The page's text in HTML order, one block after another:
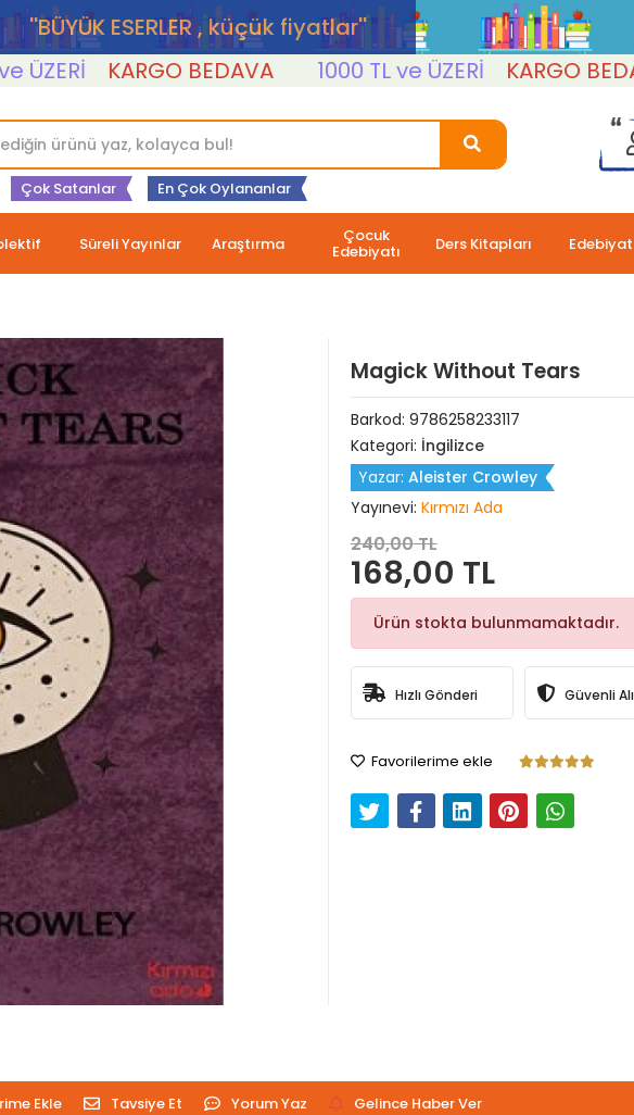
''BÜYÜK ESERLER , küçük fiyatlar''
KARGO BEDAVA 1000 TL ve ÜZERİ KARGO BEDAVA
Çok Satanlar En Çok Oylananlar
Süreli Yayınlar Araştırma Çocuk
Edebiyatı Ders Kitapları Edebiyat
Magick Without Tears
Barkod: 9786258233117
Kategori: İngilizce
Yazar: Aleister Crowley
Yayınevi: Kırmızı Ada
240,00 TL
168,00 TL
Ürün stokta bulunmamaktadır.
Hızlı Gönderi Güvenli
Favorilerime ekle
Ekle Tavsiye Et Yorum Yaz Gelince Haber Ver